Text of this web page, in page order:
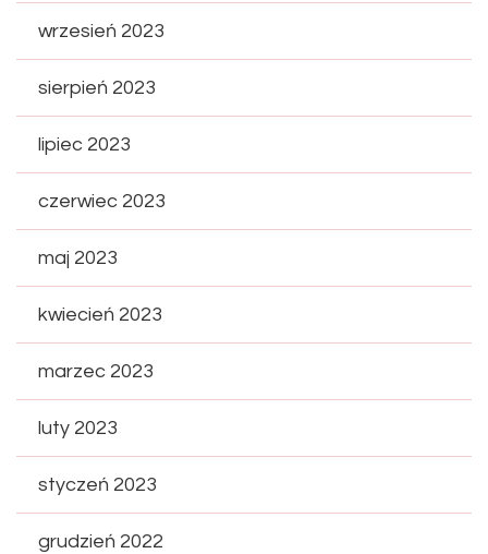
wrzesień 2023
sierpień 2023
lipiec 2023
czerwiec 2023
maj 2023
kwiecień 2023
marzec 2023
luty 2023
styczeń 2023
grudzień 2022